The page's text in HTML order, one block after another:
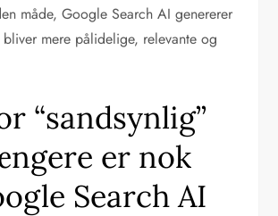
måde, Google Search AI genererer
mere pålidelige, relevante og
“sandsynlig”
er nok
Search AI